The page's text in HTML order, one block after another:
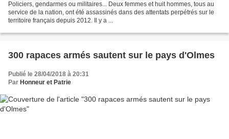
Policiers, gendarmes ou militaires... Deux femmes et huit hommes, tous au
service de la nation, ont été assassinés dans des attentats perpétrés sur le
territoire français depuis 2012. Il y a ...
300 rapaces armés sautent sur le pays d'Olmes
Publié le 28/04/2018 à 20:31
Par Honneur et Patrie